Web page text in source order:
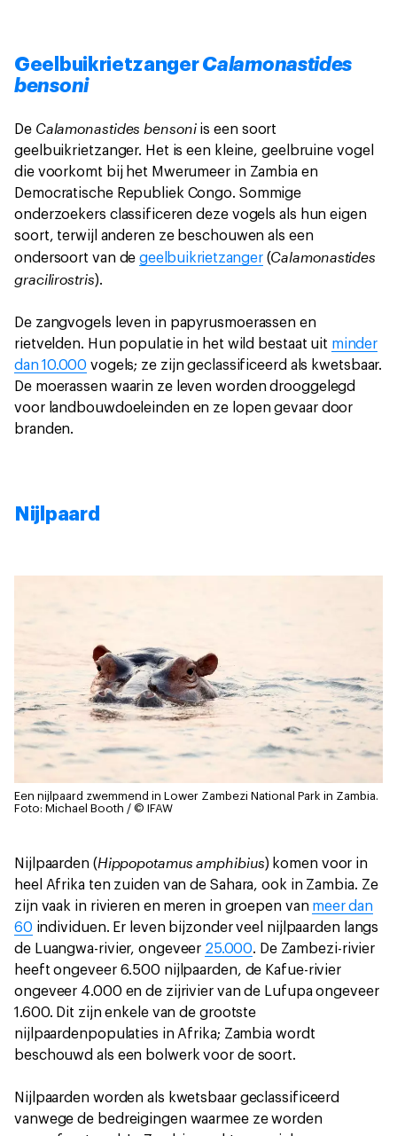
GeelbuikrietzangerCalamonastides
bensoni
De Calamonastides bensoniis een soort
geelbuikrietzanger. Het is een kleine, geelbruine vogel
die voorkomt bij het Mwerumeer in Zambia en
Democratische Republiek Congo. Sommige
onderzoekers classificeren deze vogels als hun eigen
soort, terwijl anderen ze beschouwen als een
ondersoort van degeelbuikrietzanger(Calamonastides
gracilirostris).
De zangvogels leven in papyrusmoerassen en
rietvelden. Hun populatie in het wild bestaat uit minder
dan 10.000 vogels; ze zijn geclassificeerd als kwetsbaar.
De moerassen waarin ze leven worden drooggelegd
voor landbouwdoeleinden en ze lopen gevaar door
branden.
Nijlpaard
Een nijlpaard zwemmend in Lower Zambezi National Park in Zambia.
Foto: Michael Booth / © IFAW
Nijlpaarden (Hippopotamus amphibius) komen voor in
heel Afrika ten zuiden van de Sahara, ook in Zambia. Ze
zijn vaak in rivieren en meren in groepen van meer dan
60 individuen. Er leven bijzonder veel nijlpaarden langs
de Luangwa-rivier, ongeveer 25.000. De Zambezi-rivier
heeft ongeveer 6.500 nijlpaarden, de Kafue-rivier
ongeveer 4.000 en de zijrivier van de Lufupa ongeveer
1.600. Dit zijn enkele van de grootste
nijlpaardenpopulaties in Afrika; Zambia wordt
beschouwd als een bolwerk voor de soort.
Nijlpaarden worden als kwetsbaar geclassificeerd
vanwege de bedreigingen waarmee ze worden